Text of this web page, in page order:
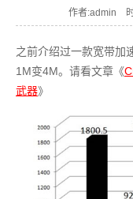
作者:admin
之前介绍过一款宽带加
1M变4M。请看文章《
武器》